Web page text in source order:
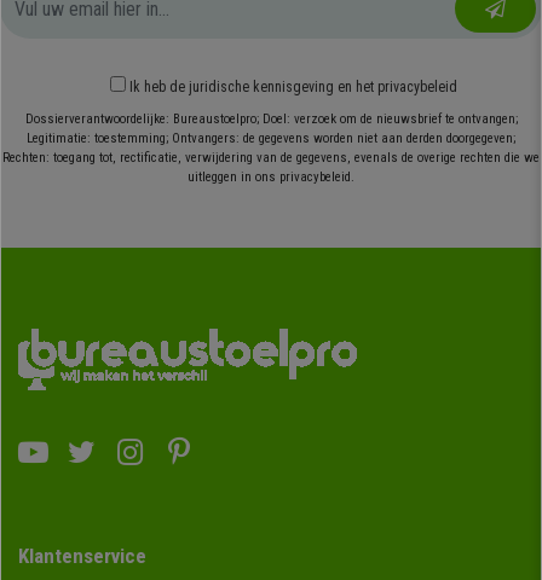
Ik heb de juridische kennisgeving en het privacybeleid
Dossierverantwoordelijke: Bureaustoelpro; Doel: verzoek om de nieuwsbrief te ontvangen;
Legitimatie: toestemming; Ontvangers: de gegevens worden niet aan derden doorgegeven;
Rechten: toegang tot, rectificatie, verwijdering van de gegevens, evenals de overige rechten die we
uitleggen in ons privacybeleid.
Klantenservice